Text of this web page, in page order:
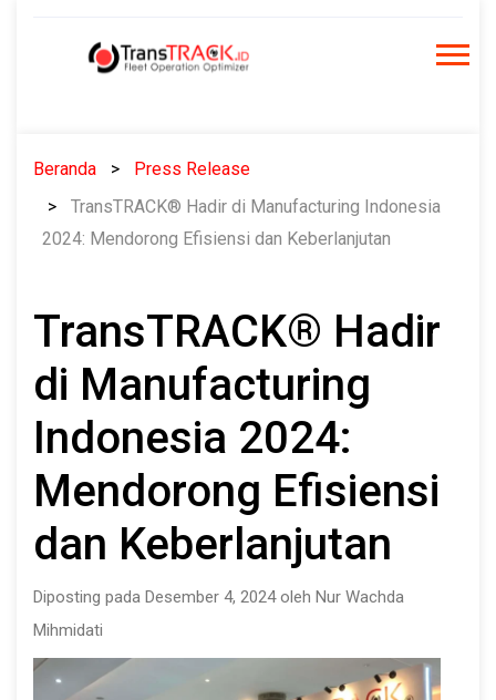
Beranda
Press Release
TransTRACK® Hadir di Manufacturing Indonesia
2024: Mendorong Efisiensi dan Keberlanjutan
TransTRACK® Hadir
di Manufacturing
Indonesia 2024:
Mendorong Efisiensi
dan Keberlanjutan
Diposting pada Desember 4, 2024 oleh Nur Wachda
Mihmidati